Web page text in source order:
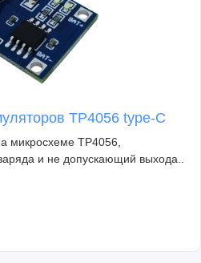
TP4056 type-C
микросхеме TP4056,
и не допускающий выхода..